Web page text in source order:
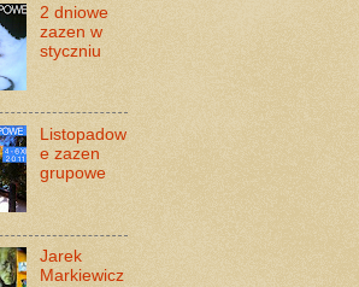
2 dniowe
zazen w
styczniu
Listopadow
e zazen
grupowe
Jarek
Markiewicz